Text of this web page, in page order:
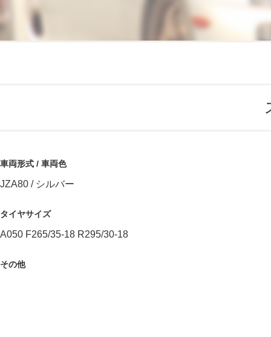
車両形式 / 車両色
JZA80 / シルバー
タイヤサイズ
A050 F265/35-18 R295/30-18
その他